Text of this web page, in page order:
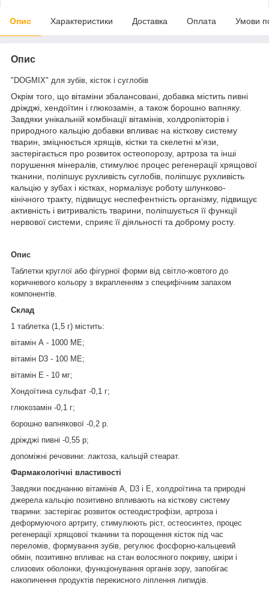
Опис Характеристики Доставка Оплата Умови
Опис
"DOGMIX" для зубів, кісток і суглобів
Окрім того, що вітаміни збалансовані, добавка містить пивні
дріжджі, хендоїтин і глюкозамін, а також борошно вапняку.
Завдяки унікальній комбінації вітамінів, холдропікторів і
природного кальцію добавки впливає на кісткову систему
тварин, зміцнюється хрящів, кістки та скелетні м’язи,
застерігається про розвиток остеопорозу, артроза та інші
порушення мінералів, стимулює процес регенерації хрящової
тканини, поліпшує рухливість суглобів, поліпшує рухливість
кальцію у зубах і кістках, нормалізує роботу шлунково-
кінічного тракту, підвищує неспефентність організму, підвищує
активність і витривалість тварини, поліпшується її функції
нервової системи, сприяє її діяльності та доброму росту.
Опис
Таблетки круглої або фігурної форми від світло-жовтого до
коричневого кольору з вкрапленням з специфічним запахом
компонентів.
Склад
1 таблетка (1,5 г) містить:
вітамін А - 1000 МЕ;
вітамін D3 - 100 МЕ;
вітамін Е - 10 мг;
Хондоїтина сульфат -0,1 г;
глюкозамін -0,1 г;
борошно вапнякової -0,2 р.
дріжджі пивні -0,55 р;
допоміжні речовини: лактоза, кальцій стеарат.
Фармакологічні властивості
Завдяки поєднанню вітамінів А, D3 і Е, холдроїтина та природні
джерела кальцію позитивно впливають на кісткову систему
тварини: застерігає розвиток остеодистрофізи, артроза і
деформуючого артриту, стимулюють ріст, остеосинтез, процес
регенерації хрящової тканини та порощення кісток під час
переломів, формування зубів, регулює фосфорно-кальцевий
обмін, позитивно впливає на стан волосяного покриву, шкіри і
слизових оболонки, функціонування органів зору, запобігає
накопичення продуктів перекисного ліплення липидів.